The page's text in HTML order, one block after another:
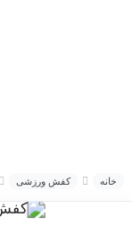
خانه کفش ورزشی